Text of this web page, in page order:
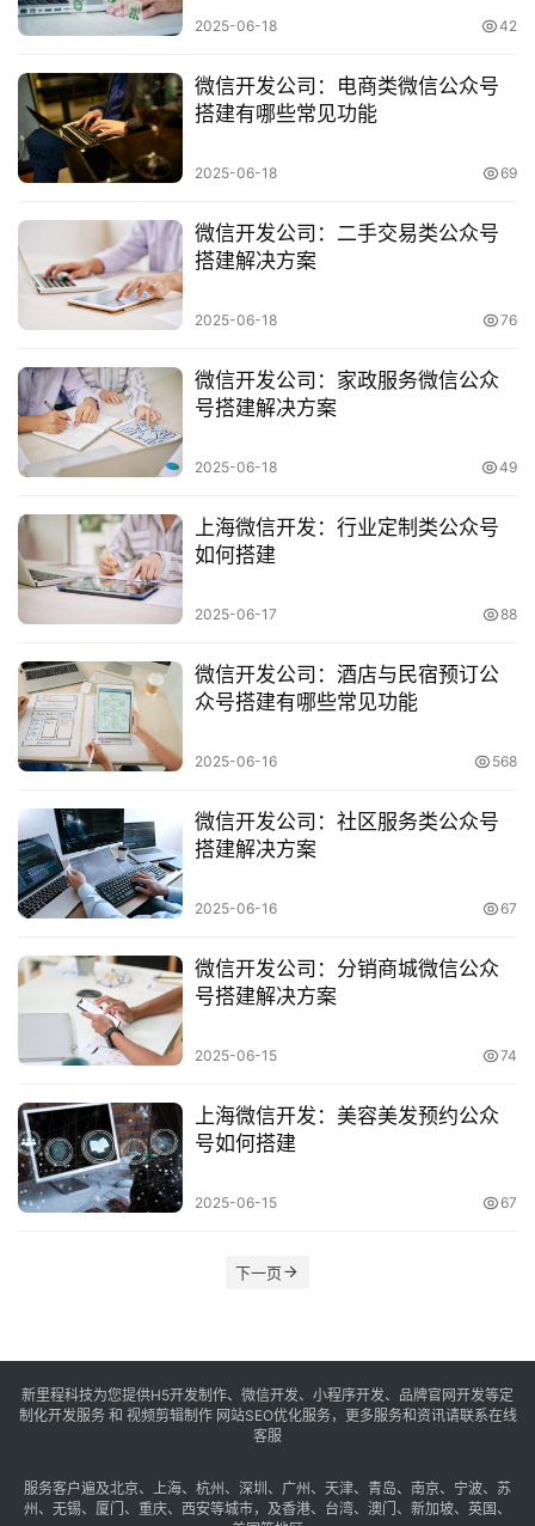
序
发
网
站
发
s
优
化
数
营
销
A
P
开
发
短
视
频
讯
分
享
见
问
题
2025-06-18 42
微信开发公司：电商类微信公众号
搭建有哪些常见功能
2025-06-18 69
微信开发公司：二手交易类公众号
搭建解决方案
2025-06-18 76
微信开发公司：家政服务微信公众
号搭建解决方案
2025-06-18 49
上海微信开发：行业定制类公众号
如何搭建
2025-06-17 88
微信开发公司：酒店与民宿预订公
众号搭建有哪些常见功能
2025-06-16 568
微信开发公司：社区服务类公众号
搭建解决方案
2025-06-16 67
微信开发公司：分销商城微信公众
号搭建解决方案
2025-06-15 74
上海微信开发：美容美发预约公众
号如何搭建
2025-06-15 67
下一页
新里程科技为您提供H5开发制作、微信开发、小程序开发、品牌官网开发等定
制化开发服务 和 视频剪辑制作 网站SEO优化服务，更多服务和资讯请联系在线
客服
服务客户遍及北京、 上海、 杭州 、 深圳 、 广州 、 天津、 青岛、 南京、 宁波、 苏
州 、 无锡、 厦门 、 重庆、 西安等城市，及香港、 台湾、 澳门 、 新加坡、 英国 、